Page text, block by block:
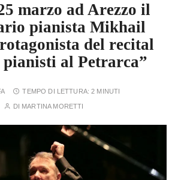
marzo ad Arezzo il
pianista Mikhail
del recital
al Petrarca”
TEMPO DI LETTURA:2 MINUTI
DI MARTINA MORETTI